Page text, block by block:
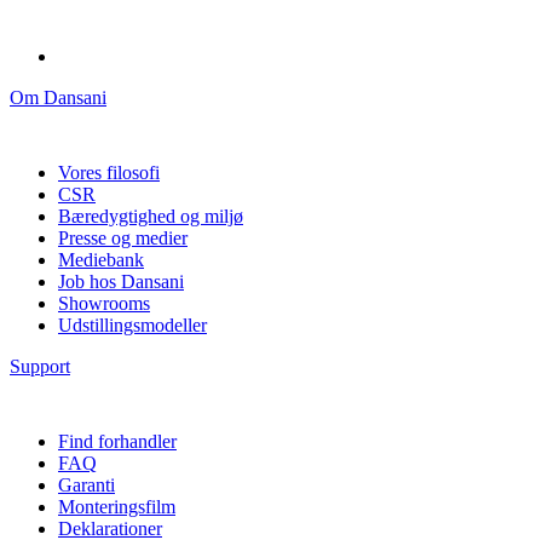
Om Dansani
Vores filosofi
CSR
Bæredygtighed og miljø
Presse og medier
Mediebank
Job hos Dansani
Showrooms
Udstillingsmodeller
Support
Find forhandler
FAQ
Garanti
Monteringsfilm
Deklarationer